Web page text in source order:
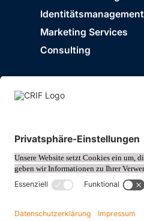
Identitätsmanagement
Marketing Services
Consulting
© 2026 CRIF GmbH
Rothschildplatz 3/